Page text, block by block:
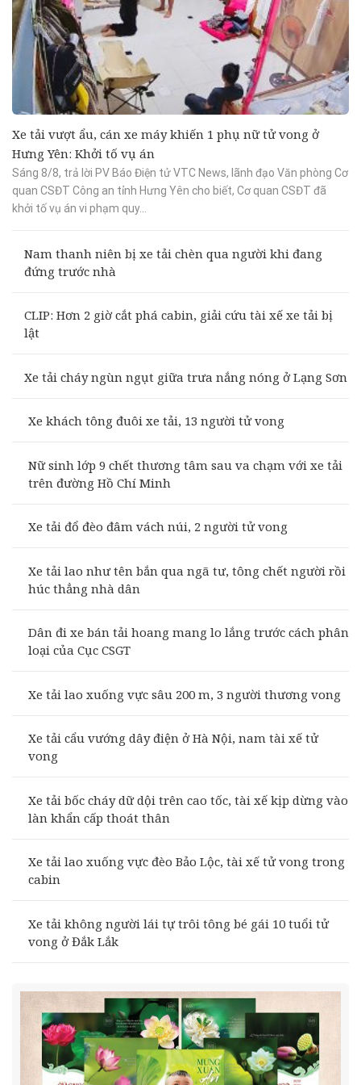
Xe tải vượt ẩu, cán xe máy khiến 1 phụ nữ tử vong ở
Hưng Yên: Khởi tố vụ án
Sáng 8/8, trả lời PV Báo Điện tử VTC News, lãnh đạo Văn phòng Cơ
quan CSĐT Công an tỉnh Hưng Yên cho biết, Cơ quan CSĐT đã
khởi tố vụ án vi phạm quy...
Nam thanh niên bị xe tải chèn qua người khi đang
đứng trước nhà
CLIP: Hơn 2 giờ cắt phá cabin, giải cứu tài xế xe tải bị
lật
Xe tải cháy ngùn ngụt giữa trưa nắng nóng ở Lạng Sơn
Xe khách tông đuôi xe tải, 13 người tử vong
Nữ sinh lớp 9 chết thương tâm sau va chạm với xe tải
trên đường Hồ Chí Minh
Xe tải đổ đèo đâm vách núi, 2 người tử vong
Xe tải lao như tên bắn qua ngã tư, tông chết người rồi
húc thẳng nhà dân
Dân đi xe bán tải hoang mang lo lắng trước cách phân
loại của Cục CSGT
Xe tải lao xuống vực sâu 200 m, 3 người thương vong
Xe tải cẩu vướng dây điện ở Hà Nội, nam tài xế tử
vong
Xe tải bốc cháy dữ dội trên cao tốc, tài xế kịp dừng vào
làn khẩn cấp thoát thân
Xe tải lao xuống vực đèo Bảo Lộc, tài xế tử vong trong
cabin
Xe tải không người lái tự trôi tông bé gái 10 tuổi tử
vong ở Đắk Lắk